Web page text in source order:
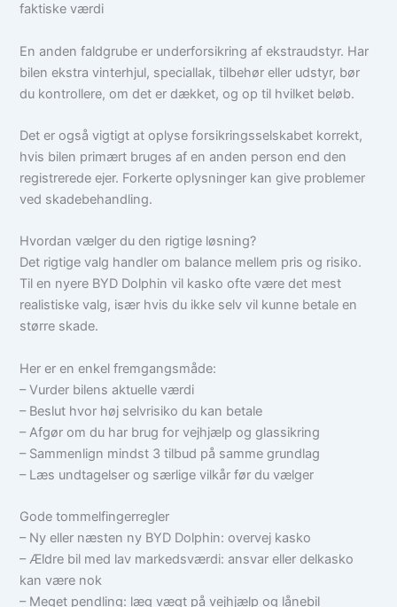
faktiske værdi
En anden faldgrube er underforsikring af ekstraudstyr. Har
bilen ekstra vinterhjul, speciallak, tilbehør eller udstyr, bør
du kontrollere, om det er dækket, og op til hvilket beløb.
Det er også vigtigt at oplyse forsikringsselskabet korrekt,
hvis bilen primært bruges af en anden person end den
registrerede ejer. Forkerte oplysninger kan give problemer
ved skadebehandling.
Hvordan vælger du den rigtige løsning?
Det rigtige valg handler om balance mellem pris og risiko.
Til en nyere BYD Dolphin vil kasko ofte være det mest
realistiske valg, især hvis du ikke selv vil kunne betale en
større skade.
Her er en enkel fremgangsmåde:
– Vurder bilens aktuelle værdi
– Beslut hvor høj selvrisiko du kan betale
– Afgør om du har brug for vejhjælp og glassikring
– Sammenlign mindst 3 tilbud på samme grundlag
– Læs undtagelser og særlige vilkår før du vælger
Gode tommelfingerregler
– Ny eller næsten ny BYD Dolphin: overvej kasko
– Ældre bil med lav markedsværdi: ansvar eller delkasko
kan være nok
– Meget pendling: læg vægt på vejhjælp og lånebil